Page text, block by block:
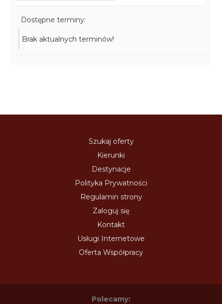
Dostępne terminy:
Brak aktualnych terminów!
Szukaj oferty
Kierunki
Destynacje
Polityka Prywatności
Regulamin strony
Zaloguj się
Kontakt
Usługi Internetowe
Oferta Współpracy
Polecamy: